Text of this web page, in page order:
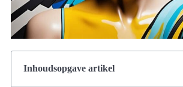
Inhoudsopgave artikel